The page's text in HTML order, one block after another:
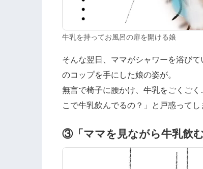
牛乳を持ってお風呂の扉を開ける娘
そんな翌日、ママがシャワーを浴び
のコップを手にした娘の姿が。
無言で椅子に腰かけ、牛乳をごくご
こで牛乳飲んでるの？」と戸惑ってし
③「ママを見ながら牛乳飲む